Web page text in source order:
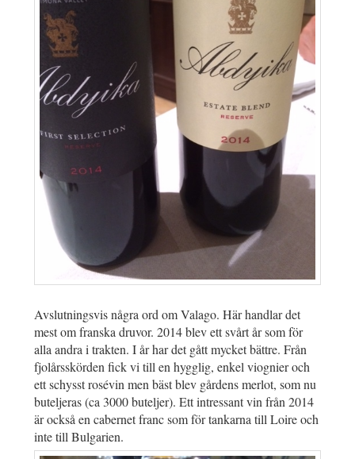
Avslutningsvis några ord om Valago. Här handlar det
mest om franska druvor. 2014 blev ett svårt år som för
alla andra i trakten. I år har det gått mycket bättre. Från
fjolårsskörden fick vi till en hygglig, enkel viognier och
ett schysst rosévin men bäst blev gårdens merlot, som nu
buteljeras (ca 3000 buteljer). Ett intressant vin från 2014
är också en cabernet franc som för tankarna till Loire och
inte till Bulgarien.